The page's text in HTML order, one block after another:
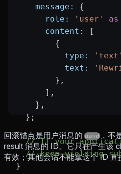
    message:
{
      role:
'user' as
      content:
[
        {
          type:
'text'
          text:
        },
      ],
    },
  };
// If your
// keep yielding
}
回滚锚点是用户消息的 uuid ，不
result 消息的 ID。它只在产生该
有效；其他会话不能拿这个 ID 直